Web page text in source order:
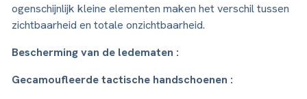
ogenschijnlijk kleine elementen maken het verschil tussen
zichtbaarheid en totale onzichtbaarheid.
Bescherming van de ledematen :
Gecamoufleerde tactische handschoenen :